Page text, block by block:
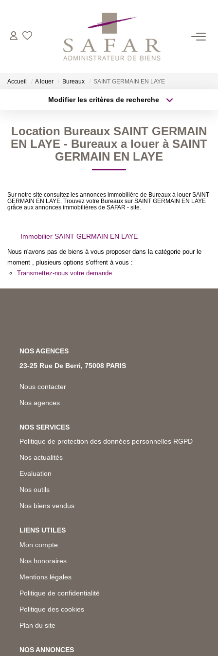
NOS CABINETS
Cadot Beauplet – Safar
Gescofim – Finorgest Paris
Gescofim - Finorgest Aulnay
Nous Rejoindre
NOS MÉTIERS
ESPACE CLIENT
Accueil A louer Bureaux SAINT GERMAIN EN LAYE
Modifier les critères de recherche
Sélectionnez...
Type de bien
Surface min
Location Bureaux SAINT GERMAIN
EN LAYE - Bureaux a louer à SAINT
GERMAIN EN LAYE
Sur notre site consultez les annonces immobilière de Bureaux à louer SAINT
GERMAIN EN LAYE. Trouvez votre Bureaux sur SAINT GERMAIN EN LAYE
grâce aux annonces immobilières de SAFAR - site.
Immobilier SAINT GERMAIN EN LAYE
Nous n'avons pas de biens à vous proposer dans la catégorie pour le
moment , plusieurs options s'offrent à vous :
Transmettez-nous votre demande
NOS AGENCES
23-25 Rue De Berri, 75008 PARIS
Nous contacter
Nos agences
NOS SERVICES
Politique de protection des données personnelles RGPD
Nos actualités
Evaluation
Nos outils
Nos biens vendus
LIENS UTILES
Mon compte
Nos honoraires
Mentions légales
Politique de confidentialité
Politique des cookies
Plan du site
NOS ANNONCES